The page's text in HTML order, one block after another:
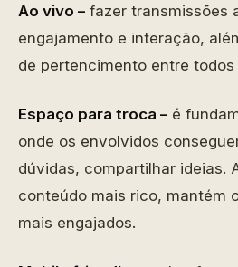
Ao vivo – fazer transmissões
engajamento e interação,
de pertencimento entre todos
Espaço para troca – é
onde os envolvidos
dúvidas, compartilhar ideias.
conteúdo mais rico, mantém
mais engajados.